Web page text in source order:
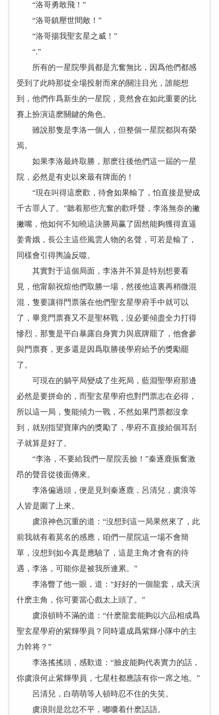
“洛哥勇敢飛！”
“洛哥鎮壓世間敵！”
“洛哥揚我聖玄星之威！”
“.”
所有的一星院學員都是亢奮無比，因爲他們都感
受到了此時那從全場投射而來的關注目光，誰能想
到，他們作爲新生的一星院，竟然會在如此重要的比
賽上扮演這麽關鍵的角色。
雖說那隻是李洛一個人，但整個一星院都與有榮
焉。
如果李洛最終取勝，那麽往後他們這一屆的一星
院，必然是有史以來最有牌面的！
“現在叫得這麽歡，待會如果輸了，怕直接是變成
千古罪人了。”聽着那些亢奮的歡呼聲，李洛無奈的撇
撇嘴，他如何不知曉這決勝局赢了固然能夠獲得直逼
姜青娥，長公主這些風雲人物的名聲，可若是輸了，
同樣會引得輿論反噬。
其實對于這個局面，李洛并不算是特别想要看
見，他甯願祝煊他們取勝一場，然後他這裏再稍微混
混，隻要讓得門票落在他們聖玄星學府手中就可以
了，畢竟門票賽又不是聖杯戰，沒必要傾盡全力打得
慘烈，那隻是平白暴露自身實力與底牌罷了，他會參
與門票賽，更多還是因爲取勝後學府給予的獎勵罷
了。
可現在的躺平局變成了生死局，藍淵聖學府那邊
必然是要拼命的，而聖玄星學府也對門票志在必得，
所以這一局，隻能傾力一戰，不然如果門票都沒拿
到，就别指望寶庫内的獎勵了，學府不直接給個耳刮
子就算是好了。
“李洛，不要給我們一星院丢臉！”秦逐鹿振奮激
昂的聲音從後面傳來。
李洛偏過頭，便是見到秦逐鹿，呂清兒，虞浪等
人皆是圍了上來。
虞浪神色沉重的道：“沒想到這一局果然來了，此
前我就有着莫名的感應，咱們一星院這一場不會簡
單，沒想到如今真是應驗了，這是主角才會有的待
遇，李洛，可能你是被我所連累。”
李洛瞥了他一眼，道：“好好的一個龍套，成天演
什麽主角，你可要當心戲太上頭了。”
虞浪頓時不滿的道：“什麽龍套能夠以六品相成爲
聖玄星學府的紫輝學員？同時還成爲紫輝小隊中的主
力幹将？”
李洛搖搖頭，感歎道：“臉皮能夠代表實力的話，
你虞浪何止紫輝學員，七星柱都應該有你一席之地。”
呂清兒，白萌萌等人頓時忍不住的失笑。
虞浪則是忿忿不平，嘟囔着什麽話語。